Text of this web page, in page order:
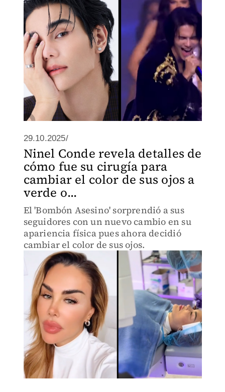
29.10.2025/
Ninel Conde revela detalles de
cómo fue su cirugía para
cambiar el color de sus ojos a
verde o...
El 'Bombón Asesino' sorprendió a sus
seguidores con un nuevo cambio en su
apariencia física pues ahora decidió
cambiar el color de sus ojos.